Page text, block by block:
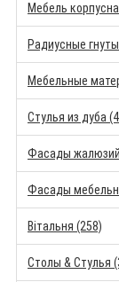
Мебель
Радиусные
Мебельные
Стулья из дуба
Фасады
Фасады
Вітальня (258)
Столы & Стулья